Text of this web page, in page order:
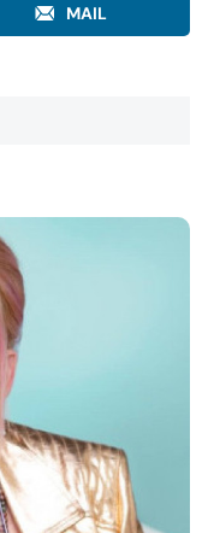
MAIL